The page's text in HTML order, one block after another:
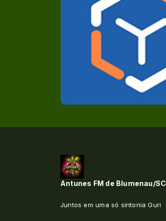
Antunes FM de Blumenau/SC
Juntos em uma só sintonia Guri